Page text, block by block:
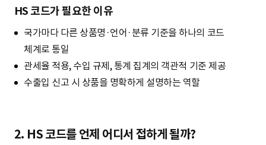
HS 코드가 필요한 이유
국가마다 다른 상품명·언어·분류 기준을 하나의 코드
체계로 통일
관세율 적용, 수입 규제, 통계 집계의 객관적 기준 제공
수출입 신고 시 상품을 명확하게 설명하는 역할
2. HS 코드를 언제 어디서 접하게 될까?